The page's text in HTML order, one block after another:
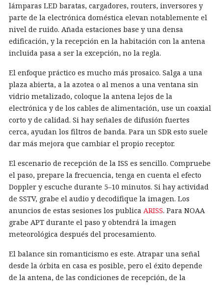
lámparas LED baratas, cargadores, routers, inversores y
parte de la electrónica doméstica elevan notablemente el
nivel de ruido. Añada estaciones base y una densa
edificación, y la recepción en la habitación con la antena
incluida pasa a ser la excepción, no la regla.
El enfoque práctico es mucho más prosaico. Salga a una
plaza abierta, a la azotea o al menos a una ventana sin
vidrio metalizado, coloque la antena lejos de la
electrónica y de los cables de alimentación, use un coaxial
corto y de calidad. Si hay señales de difusión fuertes
cerca, ayudan los filtros de banda. Para un SDR esto suele
dar más mejora que cambiar el propio receptor.
El escenario de recepción de la ISS es sencillo. Compruebe
el paso, prepare la frecuencia, tenga en cuenta el efecto
Doppler y escuche durante 5–10 minutos. Si hay actividad
de SSTV, grabe el audio y decodifique la imagen. Los
anuncios de estas sesiones los publica ARISS. Para NOAA
grabe APT durante el paso y obtendrá la imagen
meteorológica después del procesamiento.
El balance sin romanticismo es este. Atrapar una señal
desde la órbita en casa es posible, pero el éxito depende
de la antena, de las condiciones de recepción, de la